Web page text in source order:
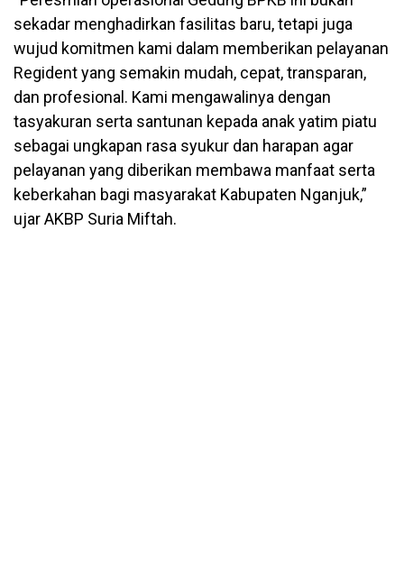
sekadar menghadirkan fasilitas baru, tetapi juga
wujud komitmen kami dalam memberikan pelayanan
Regident yang semakin mudah, cepat, transparan,
dan profesional. Kami mengawalinya dengan
tasyakuran serta santunan kepada anak yatim piatu
sebagai ungkapan rasa syukur dan harapan agar
pelayanan yang diberikan membawa manfaat serta
keberkahan bagi masyarakat Kabupaten Nganjuk,”
ujar AKBP Suria Miftah.